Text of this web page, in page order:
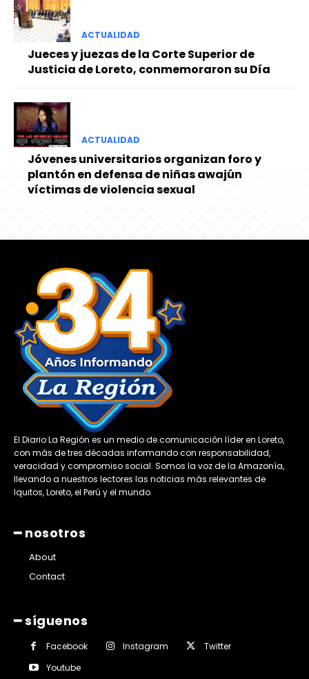
ACTUALIDAD
Jueces y juezas de la Corte Superior de
Justicia de Loreto, conmemoraron su Día
ACTUALIDAD
Jóvenes universitarios organizan foro y
plantón en defensa de niñas awajún
víctimas de violencia sexual
El Diario La Región es un medio de comunicación líder en Loreto,
con más de tres décadas informando con responsabilidad,
veracidad y compromiso social. Somos la voz de la Amazonía,
llevando a nuestros lectores las noticias más relevantes de
Iquitos, Loreto, el Perú y el mundo.
━ nosotros
About
Contact
━ síguenos
Facebook Instagram
Twitter
Youtube